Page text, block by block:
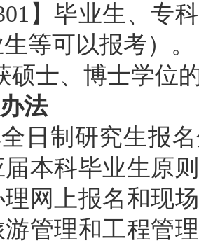
】毕业生、专
等可以报考）。
硕士、博士学位
法
全日制研究生报
本科毕业生原
网上报名和现
管理和工程管